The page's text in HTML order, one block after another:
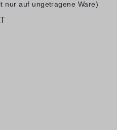
nur auf ungetragene Ware)